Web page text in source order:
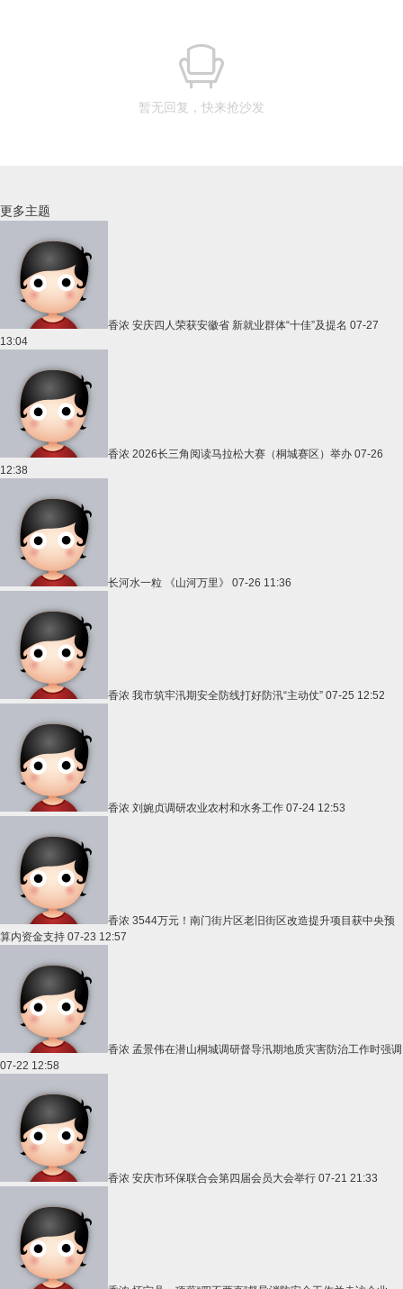
暂无回复，快来抢沙发
更多主题
香浓 安庆四人荣获安徽省 新就业群体“十佳”及提名 07-27
13:04
香浓 2026长三角阅读马拉松大赛（桐城赛区）举办 07-26
12:38
长河水一粒 《山河万里》 07-26 11:36
香浓 我市筑牢汛期安全防线打好防汛“主动仗” 07-25 12:52
香浓 刘婉贞调研农业农村和水务工作 07-24 12:53
香浓 3544万元！南门街片区老旧街区改造提升项目获中央预
算内资金支持 07-23 12:57
香浓 孟景伟在潜山桐城调研督导汛期地质灾害防治工作时强调
07-22 12:58
香浓 安庆市环保联合会第四届会员大会举行 07-21 21:33